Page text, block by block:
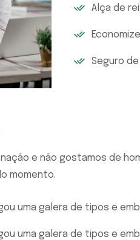
Alça de
Seguro
e não gostamos de
momento.
uma galera de tipos e
uma galera de tipos e